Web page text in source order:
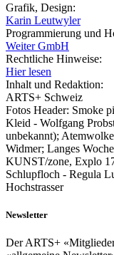
Grafik, Design:
Karin Leutwyler
Programmierung und
Weiter GmbH
Rechtliche Hinweise:
Hier lesen
Inhalt und Redaktion:
ARTS+ Schweiz
Fotos Header: Smoke
Kleid - Wolfgang
unbekannt);
Widmer; Langes
KUNST/zone, Explo
Schlupfloch - Regula
Hochstrasser
Newsletter
Der ARTS+